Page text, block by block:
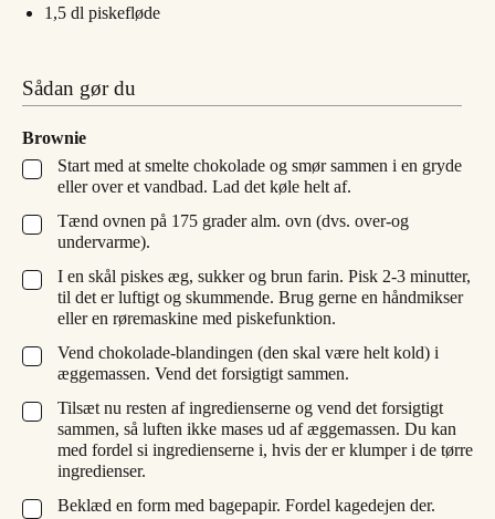
1,5 dl piskefløde
Sådan gør du
Brownie
▢
Start med at smelte chokolade og smør sammen i en gryde
eller over et vandbad. Lad det køle helt af.
▢
Tænd ovnen på 175 grader alm. ovn (dvs. over-og
undervarme).
▢
I en skål piskes æg, sukker og brun farin. Pisk 2-3 minutter,
til det er luftigt og skummende. Brug gerne en håndmikser
eller en røremaskine med piskefunktion.
▢
Vend chokolade-blandingen (den skal være helt kold) i
æggemassen. Vend det forsigtigt sammen.
▢
Tilsæt nu resten af ingredienserne og vend det forsigtigt
sammen, så luften ikke mases ud af æggemassen. Du kan
med fordel si ingredienserne i, hvis der er klumper i de tørre
ingredienser.
▢
Beklæd en form med bagepapir. Fordel kagedejen der.